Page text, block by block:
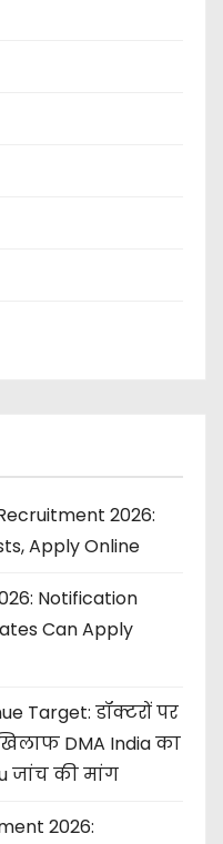
2026:
Apply Online
Notification
Can Apply
Target: डॉक्टरों पर
DMA India का
जांच की मांग
2026: